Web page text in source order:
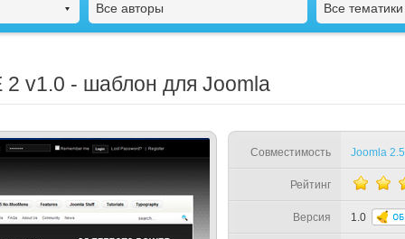
Все авторы Все тематики
2 v1.0 - шаблон для Joomla
Совместимость Joomla 2.5
Рейтинг
Версия 1.0